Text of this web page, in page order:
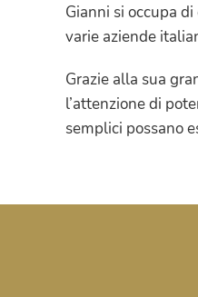
Gianni si occupa
varie aziende
Grazie alla sua
l’attenzione di
semplici possano